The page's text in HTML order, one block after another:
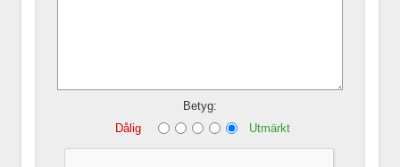
Betyg:
Dålig
Utmärkt